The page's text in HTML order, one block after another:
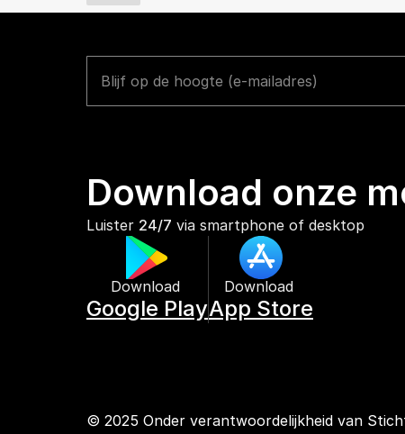
Download onze
Luister 24/7 via smartphone of desktop
Download
Google Play
Download
App Store
© 2025 Onder verantwoordelijkheid van